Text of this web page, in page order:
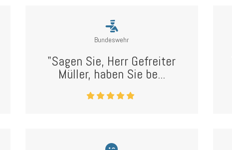
Bundeswehr
"Sagen Sie, Herr Gefreiter
Müller, haben Sie be...